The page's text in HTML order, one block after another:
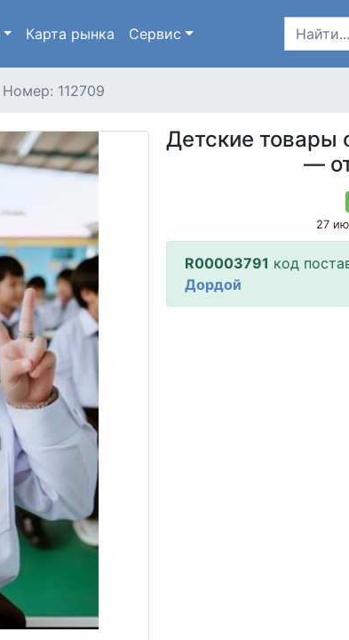
Карта рынка Сервис
Номер: 112709
Детские товары
—
27
R00003791 код
Дордой